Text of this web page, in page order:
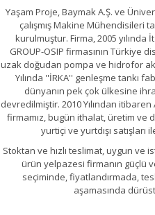
Yaşam Proje, Baymak A.Ş. ve
çalışmış Makine Mühendisileri
kurulmuştur. Firma, 2005
GROUP-OSIP firmasının Türkiye
uzak doğudan pompa ve hidrofor
Yılında ''İRKA'' genleşme tankı
dünyanın pek çok ülkesine
devredilmiştir. 2010 Yılından
firmamız, bugün ithalat, üretim ve
yurtiçi ve yurtdışı
Stoktan ve hızlı teslimat, uygun ve
ürün yelpazesi firmanın güçlü
seçiminde, fiyatlandırmada,
aşamasında